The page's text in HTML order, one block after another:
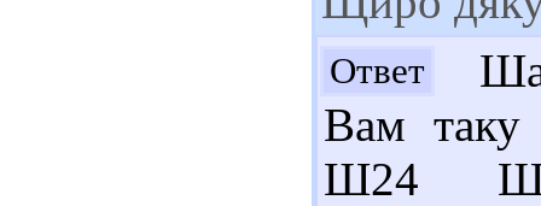
Ответ
Вам таку
Ш24